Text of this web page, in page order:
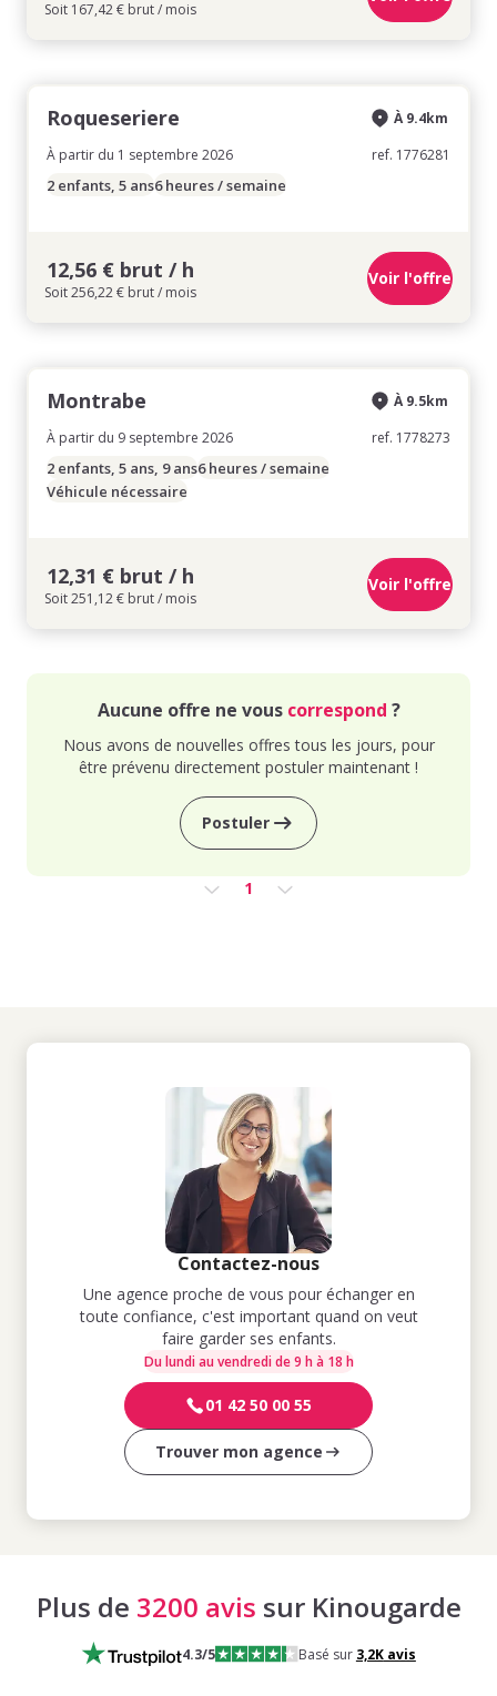
Soit 167,42 € brut / mois
Roqueseriere
À partir du 1 septembre 2026
À 9.4km
ref. 1776281
2 enfants, 5 ans6 heures / semaine
12,56 € brut / h
Soit 256,22 € brut / mois
Voir l'offre
Montrabe
À partir du 9 septembre 2026
À 9.5km
ref. 1778273
2 enfants, 5 ans, 9 ans6 heures / semaine
Véhicule nécessaire
12,31 € brut / h
Soit 251,12 € brut / mois
Voir l'offre
Aucune offre ne vous correspond ?
Nous avons de nouvelles offres tous les jours, pour
être prévenu directement postuler maintenant !
Postuler
1
Contactez-nous
Une agence proche de vous pour échanger en
toute confiance, c'est important quand on veut
faire garder ses enfants.
Du lundi au vendredi de 9 h à 18 h
01 42 50 00 55
Trouver mon agence
Plus de 3200 avis sur Kinougarde
4.3/5 Basé sur 3,2Kavis